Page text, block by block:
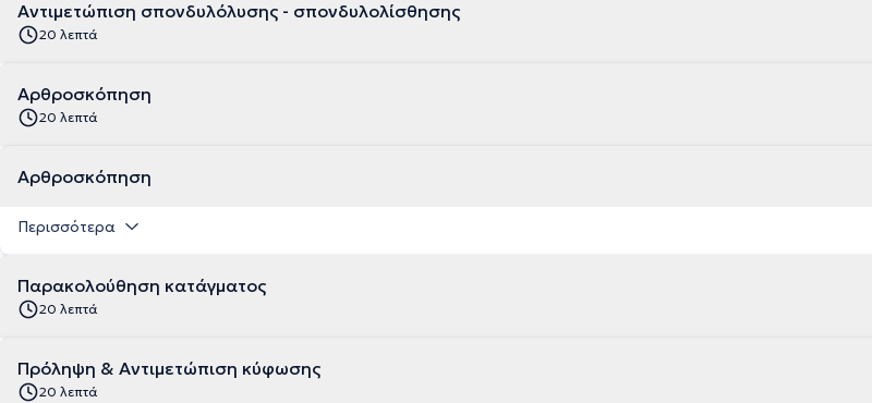
Αντιμετώπιση σπονδυλόλυσης - σπονδυλολίσθησης
20 λεπτά
Αρθροσκόπηση
20 λεπτά
Αρθροσκόπηση
Περισσότερα
Παρακολούθηση κατάγματος
20 λεπτά
Πρόληψη & Αντιμετώπιση κύφωσης
20 λεπτά